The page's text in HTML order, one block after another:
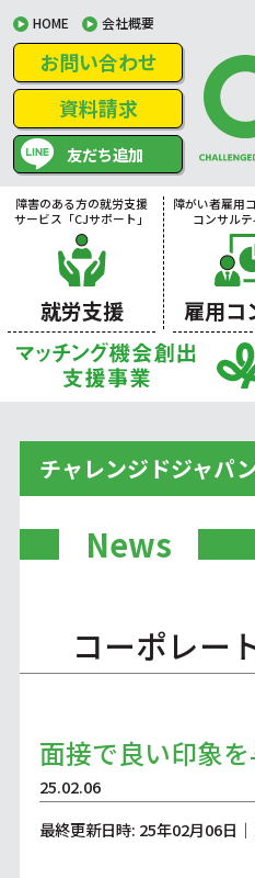
HOME 会社概要
お問い合わせ
資料請求
友だち追加
障害のある方の就労支援
サービス「CJサポート」
就労支援
障がい者雇用
コンサルテ
雇用コ
チャレンジドジャパ
News
コーポレー
面接で良い印象
25.02.06
最終更新日時: 25年02月06日｜